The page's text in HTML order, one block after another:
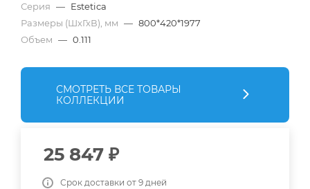
Серия — Estetica
Размеры (ШхГхВ), мм — 800*420*1977
Объем — 0.111
СМОТРЕТЬ ВСЕ ТОВАРЫ
КОЛЛЕКЦИИ
25 847 ₽
Срок доставки от 9 дней